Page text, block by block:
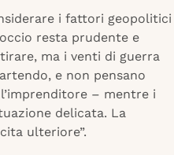
i fattori geopolitici
resta prudente e
ma i venti di guerra
e non pensano
– mentre i
delicata. La
ulteriore”.